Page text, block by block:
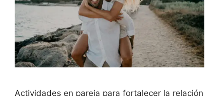
Actividades en pareja para fortalecer la relación